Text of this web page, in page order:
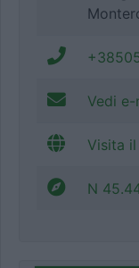
Vedi e-
Visita
N